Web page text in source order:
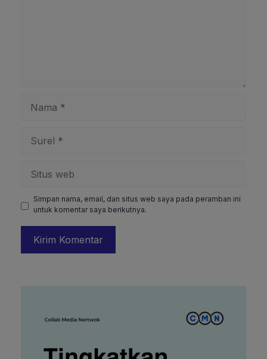
web
Simpan nama, email, dan situs web saya pada peramban ini
untuk komentar saya berikutnya.